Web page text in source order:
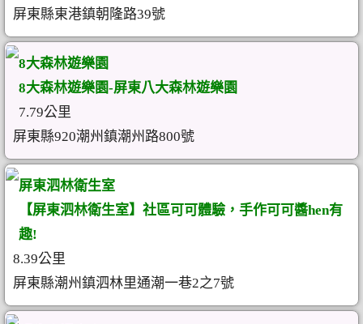
屏東縣東港鎮朝隆路39號
8大森林遊樂園
8大森林遊樂園-屏東八大森林遊樂園
7.79公里
屏東縣920潮州鎮潮州路800號
屏東泗林衛生室
【屏東泗林衛生室】社區可可體驗，手作可可醬hen有
趣!
8.39公里
屏東縣潮州鎮泗林里通潮一巷2之7號